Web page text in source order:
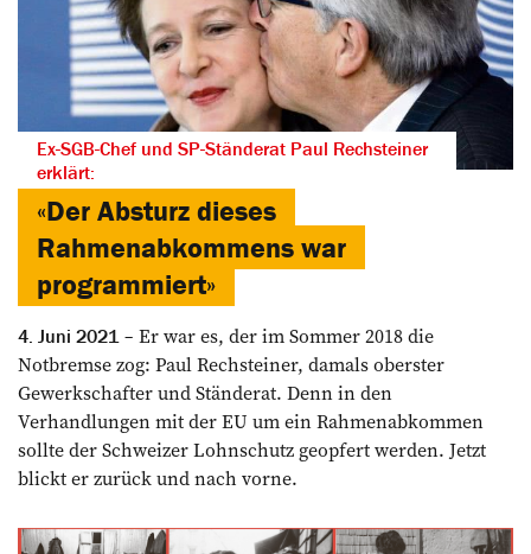
Ex-SGB-Chef und SP-Ständerat Paul Rechsteiner
erklärt:
«Der Absturz dieses
Rahmen­abkommens war
programmiert»
4. Juni 2021
Er war es, der im Sommer 2018 die
Notbremse zog: Paul Rechsteiner, damals oberster
Gewerkschafter und Ständerat. Denn in den
Verhandlungen mit der EU um ein Rahmenabkommen
sollte der Schweizer Lohnschutz geopfert werden. Jetzt
blickt er zurück und nach vorne.